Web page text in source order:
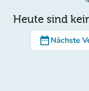
Heute sind
date_rangeNächste